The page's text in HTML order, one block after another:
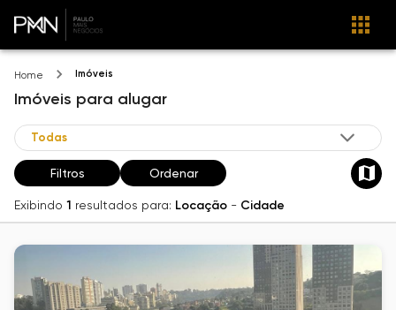
Home Imóveis
Imóveis para alugar
Filtros Ordenar
Exibindo 1 resultados para: Locação - Cidade